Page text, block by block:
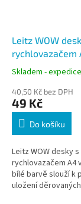
Leitz WOW
rychlovazačem
perleťová bílá
Skladem -
40,50 Kč bez DPH
49 Kč
Do košíku
Leitz WOW desky s
rychlovazačem A4
bílé barvě slouží k
uložení